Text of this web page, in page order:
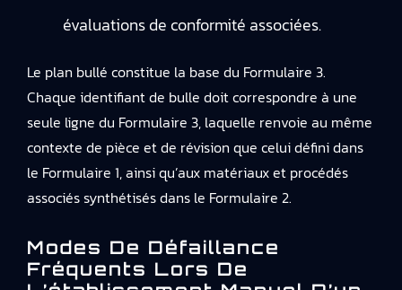
évaluations de conformité associées.
Le plan bullé constitue la base du Formulaire 3.
Chaque identifiant de bulle doit correspondre à une
seule ligne du Formulaire 3, laquelle renvoie au même
contexte de pièce et de révision que celui défini dans
le Formulaire 1, ainsi qu’aux matériaux et procédés
associés synthétisés dans le Formulaire 2.
Modes De Défaillance
Fréquents Lors De